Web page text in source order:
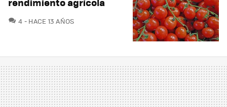
4 COMENTARIOS
HACE 13 AÑOS